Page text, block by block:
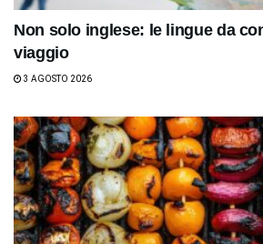
Non solo inglese: le lingue da
viaggio
3 AGOSTO 2026